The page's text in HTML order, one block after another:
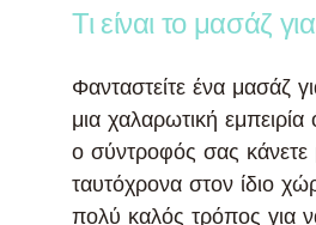
Τι είναι το μασάζ
Φανταστείτε ένα μασάζ
μια χαλαρωτική εμπειρία
ο σύντροφός σας κάνετε
ταυτόχρονα στον ίδιο
πολύ καλός τρόπος για